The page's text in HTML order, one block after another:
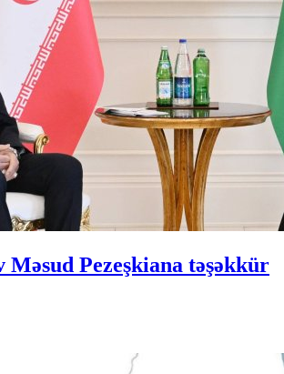
Pezeşkiana təşəkkür